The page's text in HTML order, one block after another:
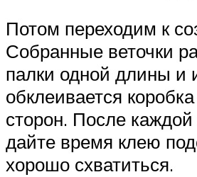
Потом переходим к
Собранные веточки
палки одной длины и
обклеивается
сторон. После
дайте время клею
хорошо схватиться.